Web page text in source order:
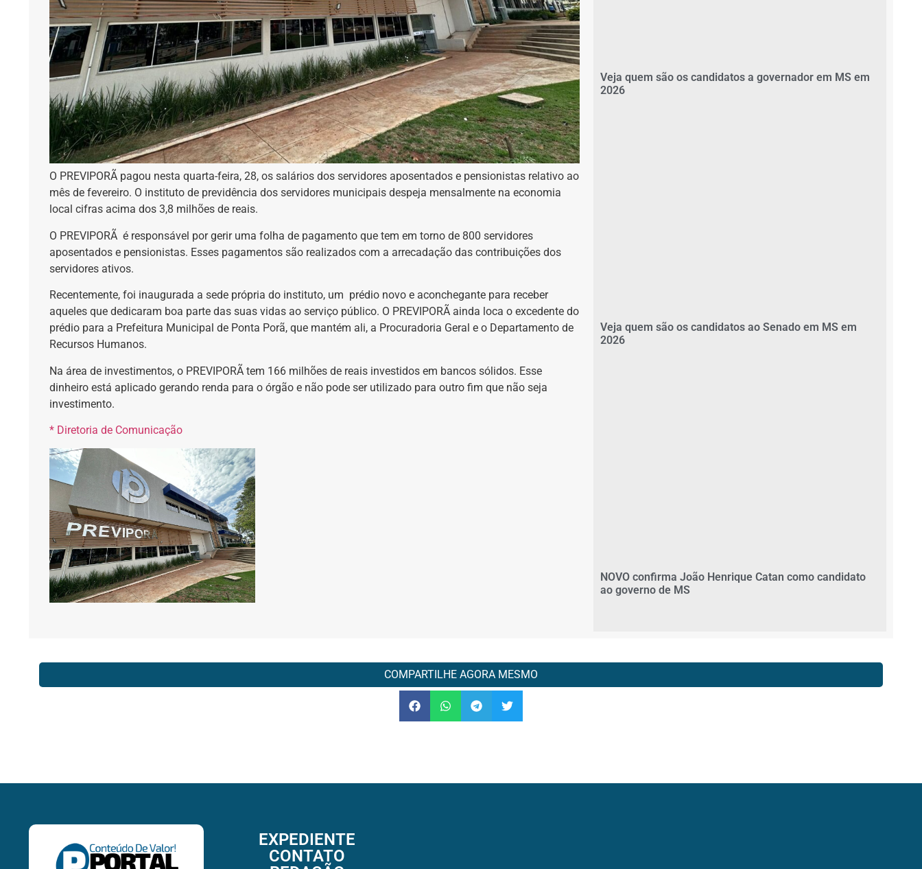
O PREVIPORÃ pagou nesta quarta-feira, 28, os salários dos servidores aposentados e pensionistas relativo ao
mês de fevereiro. O instituto de previdência dos servidores municipais despeja mensalmente na economia
local cifras acima dos 3,8 milhões de reais.
O PREVIPORÃ é responsável por gerir uma folha de pagamento que tem em torno de 800 servidores
aposentados e pensionistas. Esses pagamentos são realizados com a arrecadação das contribuições dos
servidores ativos.
Recentemente, foi inaugurada a sede própria do instituto, um prédio novo e aconchegante para receber
aqueles que dedicaram boa parte das suas vidas ao serviço público. O PREVIPORÃ ainda loca o excedente do
prédio para a Prefeitura Municipal de Ponta Porã, que mantém ali, a Procuradoria Geral e o Departamento de
Recursos Humanos.
Na área de investimentos, o PREVIPORÃ tem 166 milhões de reais investidos em bancos sólidos. Esse
dinheiro está aplicado gerando renda para o órgão e não pode ser utilizado para outro fim que não seja
investimento.
* Diretoria de Comunicação
Veja quem são os candidatos a governador em MS em
2026
Veja quem são os candidatos ao Senado em MS em
2026
NOVO confirma João Henrique Catan como candidato
ao governo de MS
COMPARTILHE AGORA MESMO
EXPEDIENTE
CONTATO